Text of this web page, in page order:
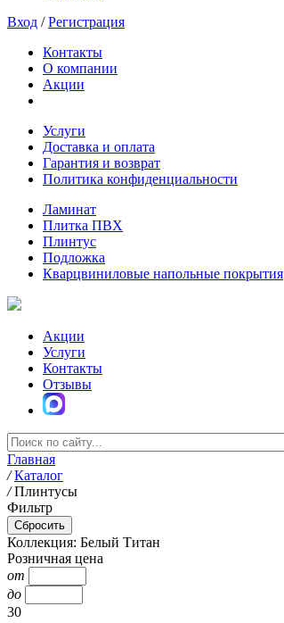
Вход /Регистрация
Контакты
О компании
Акции
Услуги
Доставка и оплата
Гарантия и возврат
Политика конфиденциальности
Ламинат
Плитка ПВХ
Плинтус
Подложка
Кварцвиниловые напольные покрытия
Акции
Услуги
Контакты
Отзывы
Главная
/ Каталог
/ Плинтусы
Фильтр
Коллекция: Белый Титан
Розничная цена
от
до
30